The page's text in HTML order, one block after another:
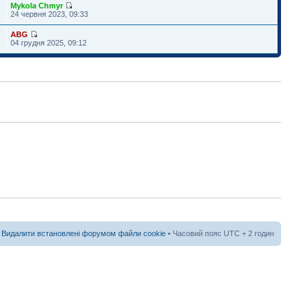
Mykola Chmyr
24 червня 2023, 09:33
ABG
04 грудня 2025, 09:12
Видалити встановлені форумом файли cookie • Часовий пояс UTC + 2 годин